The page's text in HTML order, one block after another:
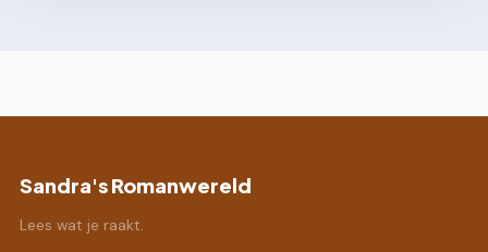
Sandra's Romanwereld
Lees wat je raakt.